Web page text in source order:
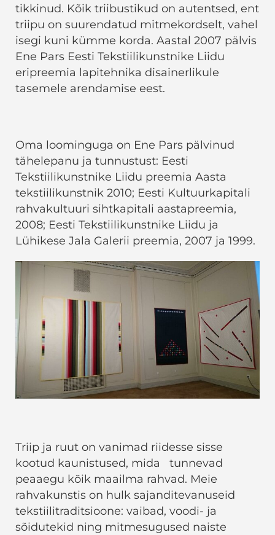
tikkinud. Kõik triibustikud on autentsed, ent
triipu on suurendatud mitmekordselt, vahel
isegi kuni kümme korda. Aastal 2007 pälvis
Ene Pars Eesti Tekstiilikunstnike Liidu
eripreemia lapitehnika disainerlikule
tasemele arendamise eest.
Oma loominguga on Ene Pars pälvinud
tähelepanu ja tunnustust: Eesti
Tekstiilikunstnike Liidu preemia Aasta
tekstiilikunstnik 2010; Eesti Kultuurkapitali
rahvakultuuri sihtkapitali aastapreemia,
2008; Eesti Tekstiilikunstnike Liidu ja
Lühikese Jala Galerii preemia, 2007 ja 1999.
Triip ja ruut on vanimad riidesse sisse
kootud kaunistused, mida tunnevad
peaaegu kõik maailma rahvad. Meie
rahvakunstis on hulk sajanditevanuseid
tekstiilitraditsioone: vaibad, voodi- ja
sõidutekid ning mitmesugused naiste